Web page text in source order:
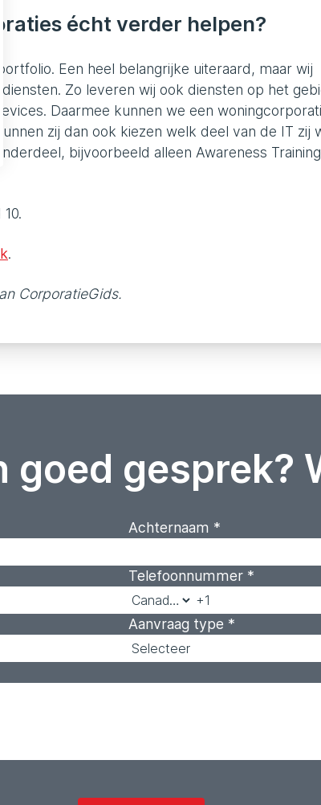
écht verder helpen?
Een heel belangrijke uiteraard, maar wij
Zo leveren wij ook diensten op het
Daarmee kunnen we een
zij dan ook kiezen welk deel van de IT zij
bijvoorbeeld alleen Awareness
.
CorporatieGids.
goed gesprek?
Achternaam *
Telefoonnummer *
Aanvraag type *